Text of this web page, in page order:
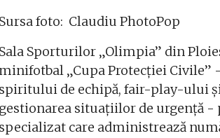
Sursa foto: Claudiu PhotoPop
Sala Sporturilor „Olimpia” din
minifotbal „Cupa Protecției Civile”
spiritului de echipă, fair-play-ului
gestionarea situațiilor de urgență
specializat care administrează